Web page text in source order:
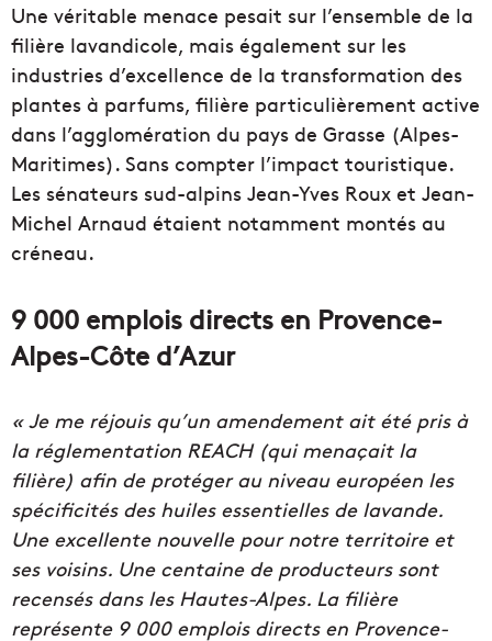
Une véritable menace pesait sur l’ensemble de la
filière lavandicole, mais également sur les
industries d’excellence de la transformation des
plantes à parfums, filière particulièrement active
dans l’agglomération du pays de Grasse (Alpes-
Maritimes). Sans compter l’impact touristique.
Les sénateurs sud-alpins Jean-Yves Roux et Jean-
Michel Arnaud étaient notamment montés au
créneau.
9 000 emplois directs en Provence-
Alpes-Côte d’Azur
« Je me réjouis qu’un amendement ait été pris à
la réglementation REACH (qui menaçait la
filière) afin de protéger au niveau européen les
spécificités des huiles essentielles de lavande.
Une excellente nouvelle pour notre territoire et
ses voisins. Une centaine de producteurs sont
recensés dans les Hautes-Alpes. La filière
représente 9 000 emplois directs en Provence-